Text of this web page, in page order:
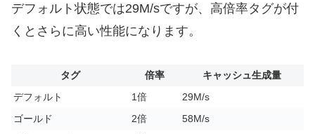
デフォルト状態では29M/sですが、高倍率タグが付
くとさらに高い性能になります。
タグ 倍率
キャッシュ生成量
デフォルト
1倍
29M/s
ゴールド
2倍
58M/s